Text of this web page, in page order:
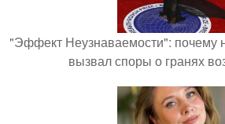
"Эффект Неузнаваемости": почему
вызвал споры о гранях